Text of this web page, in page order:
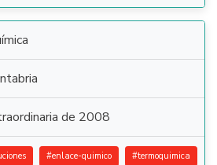
de 2008
#enlace-quimico #termoquimica